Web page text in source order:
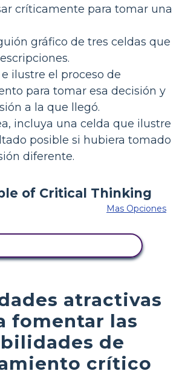
críticamente para tomar una
gráfico de tres celdas que
ilustre el proceso de
para tomar esa decisión y
a la que llegó.
incluya una celda que ilustre
posible si hubiera tomado
diferente.
Mas Opciones
atractivas
fomentar las
de
crítico